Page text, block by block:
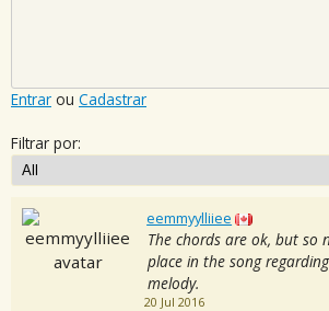
Entrar ou Cadastrar
Filtrar por:
eemmyylliiee
The chords are ok, but so
place in the song
melody.
20 Jul 2016